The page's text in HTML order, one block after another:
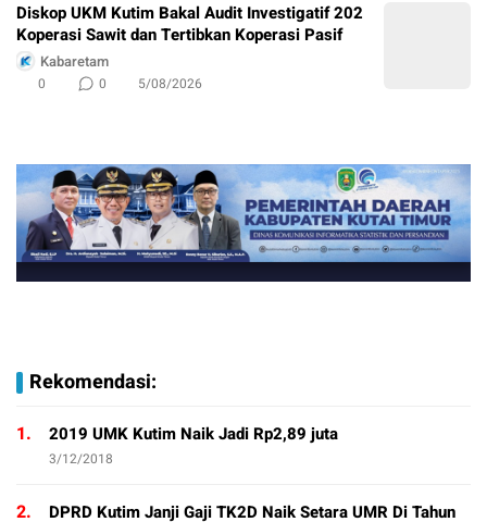
Diskop UKM Kutim Bakal Audit Investigatif 202
Koperasi Sawit dan Tertibkan Koperasi Pasif
Kabaretam
0 0 5/08/2026
Rekomendasi:
1. 2019 UMK Kutim Naik Jadi Rp2,89 juta
3/12/2018
2.
DPRD Kutim Janji Gaji TK2D Naik Setara UMR Di Tahun